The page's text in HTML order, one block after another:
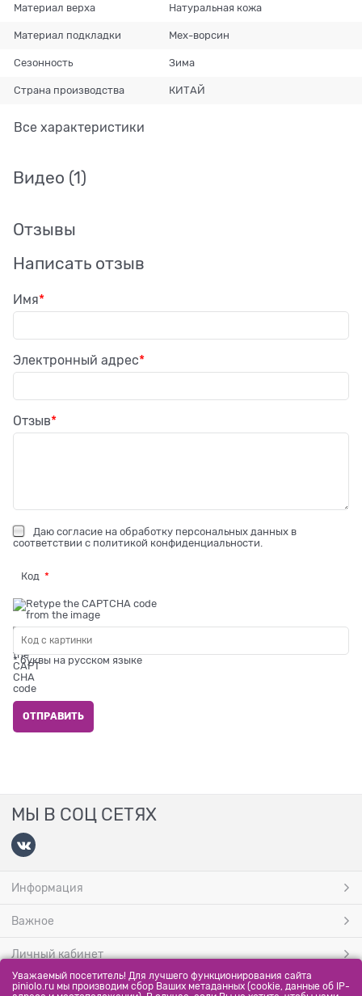
Материал верха Натуральная кожа
Материал подкладки Мех-ворсин
Сезонность Зима
Страна производства КИТАЙ
Все характеристики
Видео (1)
Отзывы
Написать отзыв
Имя
Электронный адрес
Отзыв
Даю согласие на обработку персональных данных в
соответствии с политикой конфиденциальности
Код
* буквы на русском языке
МЫ В СОЦ СЕТЯХ
Информация
Важное
Личный кабинет
МЫ ПРИНИМАЕМ
Уважаемый посетитель! Для лучшего функционирования сайта
piniolo.ru мы производим сбор Ваших метаданных (cookie, данные об IP-